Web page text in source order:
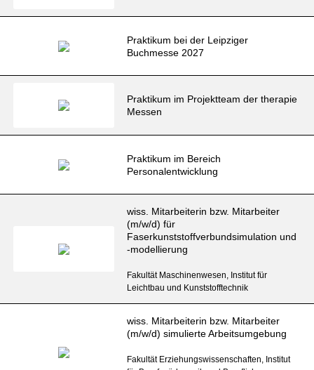
Praktikum bei der Leipziger
Buchmesse 2027
Praktikum im Projektteam der therapie
Messen
Praktikum im Bereich
Personalentwicklung
wiss. Mitarbeiterin bzw. Mitarbeiter
(m/w/d) für
Faserkunststoffverbundsimulation und
-modellierung
Fakultät Maschinenwesen, Institut für
Leichtbau und Kunststofftechnik
wiss. Mitarbeiterin bzw. Mitarbeiter
(m/w/d) simulierte Arbeitsumgebung
Fakultät Erziehungswissenschaften, Institut